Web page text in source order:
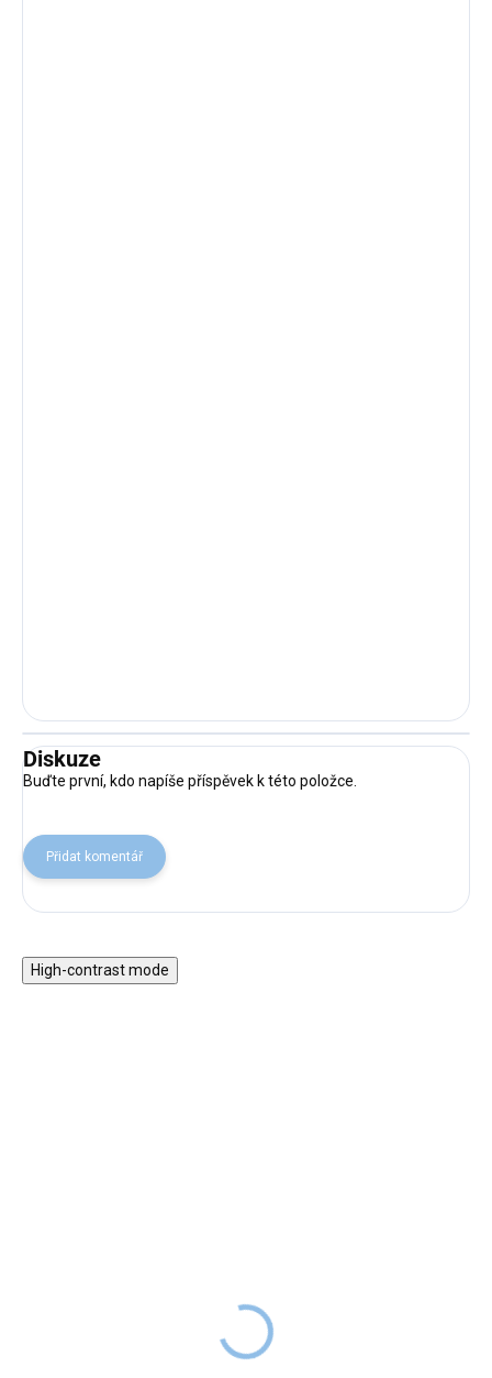
Diskuze
Buďte první, kdo napíše příspěvek k této položce.
Přidat komentář
High-contrast mode
SKLADEM